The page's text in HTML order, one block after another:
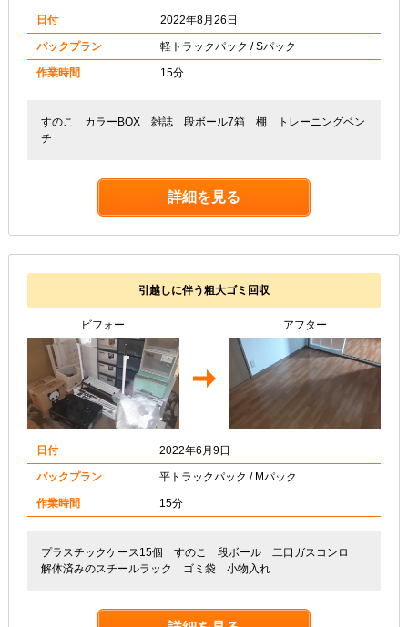
日付 2022年8月26日
パックプラン 軽トラックパック / Sパック
作業時間 15分
すのこ カラーBOX 雑誌 段ボール7箱 棚 トレーニングベン
チ
詳細を見る
引越しに伴う粗大ゴミ回収
ビフォー アフター
日付 2022年6月9日
パックプラン 平トラックパック / Mパック
作業時間 15分
プラスチックケース15個 すのこ 段ボール 二口ガスコンロ
解体済みのスチールラック ゴミ袋 小物入れ